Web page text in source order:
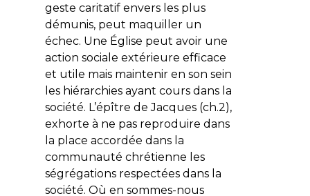
geste caritatif envers les plus
démunis, peut maquiller un
échec. Une Église peut avoir une
action sociale extérieure efficace
et utile mais maintenir en son sein
les hiérarchies ayant cours dans la
société. L’épître de Jacques (ch.2),
exhorte à ne pas reproduire dans
la place accordée dans la
communauté chrétienne les
ségrégations respectées dans la
société. Où en sommes-nous